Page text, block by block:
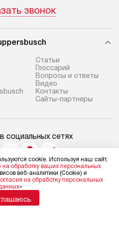
звонок
Cтатьи
Глоссарий
Вопросы и ответы
Видео
Контакты
Сайты-партнеры
социальных сетях
лиц
centre.ru
cookie. Используя наш сайт,
на обработку ваших персональных
веб-аналитики (Cookie) и
на обработку персональных
»